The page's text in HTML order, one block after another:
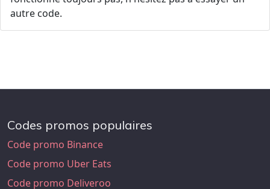
autre code.
Codes promos populaires
Code promo Binance
Code promo Uber Eats
Code promo Deliveroo